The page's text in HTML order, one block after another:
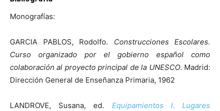
Monografías:
GARCIA PABLOS, Rodolfo. Construcciones Escolares.
Curso organizado por el gobierno español como
colaboración al proyecto principal de la UNESCO. Madrid:
Dirección General de Enseñanza Primaria, 1962
LANDROVE, Susana, ed. Equipamientos I. Lugares